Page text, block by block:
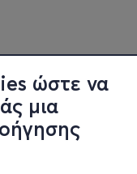
ώστε να
μια